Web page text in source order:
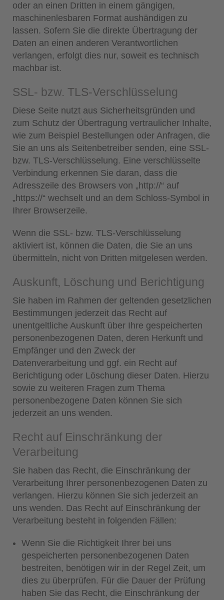
oder an einen Dritten in einem gängigen,
maschinenlesbaren Format aushändigen zu
lassen. Sofern Sie die direkte Übertragung der
Daten an einen anderen Verantwortlichen
verlangen, erfolgt dies nur, soweit es technisch
machbar ist.
SSL- bzw. TLS-Verschlüsselung
Diese Seite nutzt aus Sicherheitsgründen und
zum Schutz der Übertragung vertraulicher Inhalte,
wie zum Beispiel Bestellungen oder Anfragen, die
Sie an uns als Seitenbetreiber senden, eine SSL-
bzw. TLS-Verschlüsselung. Eine verschlüsselte
Verbindung erkennen Sie daran, dass die
Adresszeile des Browsers von „http://“ auf
„https://“ wechselt und an dem Schloss-Symbol in
Ihrer Browserzeile.
Wenn die SSL- bzw. TLS-Verschlüsselung
aktiviert ist, können die Daten, die Sie an uns
übermitteln, nicht von Dritten mitgelesen werden.
Auskunft, Löschung und Berichtigung
Sie haben im Rahmen der geltenden gesetzlichen
Bestimmungen jederzeit das Recht auf
unentgeltliche Auskunft über Ihre gespeicherten
personenbezogenen Daten, deren Herkunft und
Empfänger und den Zweck der
Datenverarbeitung und ggf. ein Recht auf
Berichtigung oder Löschung dieser Daten. Hierzu
sowie zu weiteren Fragen zum Thema
personenbezogene Daten können Sie sich
jederzeit an uns wenden.
Recht auf Einschränkung der
Verarbeitung
Sie haben das Recht, die Einschränkung der
Verarbeitung Ihrer personenbezogenen Daten zu
verlangen. Hierzu können Sie sich jederzeit an
uns wenden. Das Recht auf Einschränkung der
Verarbeitung besteht in folgenden Fällen:
Wenn Sie die Richtigkeit Ihrer bei uns
gespeicherten personenbezogenen Daten
bestreiten, benötigen wir in der Regel Zeit, um
dies zu überprüfen. Für die Dauer der Prüfung
haben Sie das Recht, die Einschränkung der